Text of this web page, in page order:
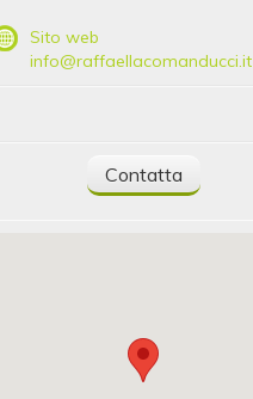
Sito web
info@raffaellacomanducci.it